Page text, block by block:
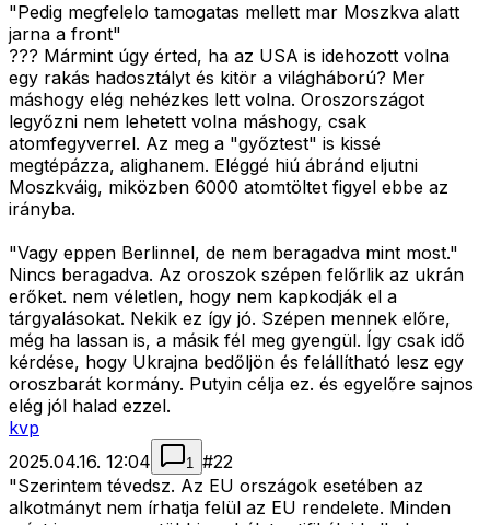
"Pedig megfelelo tamogatas mellett mar Moszkva alatt
jarna a front"
??? Mármint úgy érted, ha az USA is idehozott volna
egy rakás hadosztályt és kitör a világháború? Mer
máshogy elég nehézkes lett volna. Oroszországot
legyőzni nem lehetett volna máshogy, csak
atomfegyverrel. Az meg a "győztest" is kissé
megtépázza, alighanem. Eléggé hiú ábránd eljutni
Moszkváig, miközben 6000 atomtöltet figyel ebbe az
irányba.
"Vagy eppen Berlinnel, de nem beragadva mint most."
Nincs beragadva. Az oroszok szépen felőrlik az ukrán
erőket. nem véletlen, hogy nem kapkodják el a
tárgyalásokat. Nekik ez így jó. Szépen mennek előre,
még ha lassan is, a másik fél meg gyengül. Így csak idő
kérdése, hogy Ukrajna bedőljön és felállítható lesz egy
oroszbarát kormány. Putyin célja ez. és egyelőre sajnos
elég jól halad ezzel.
kvp
2025.04.16. 12:04
1 #22
"Szerintem tévedsz. Az EU országok esetében az
alkotmányt nem írhatja felül az EU rendelete. Minden